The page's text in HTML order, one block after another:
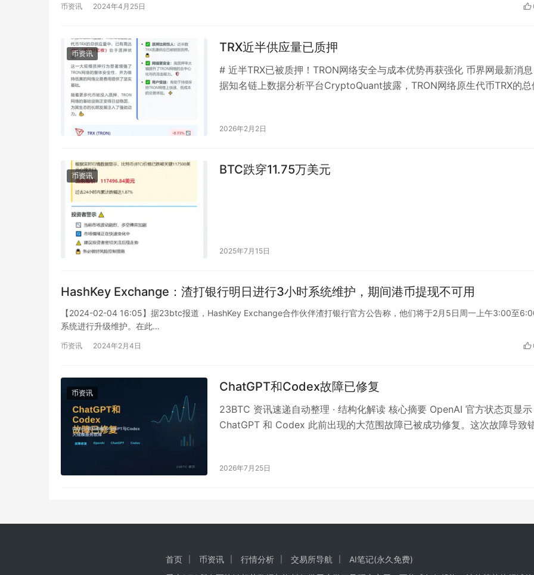
币资讯 2024年4月25日
币资讯 TRX近半供应量已质押
# 近半TRX已被质押！TRON网络安全与成本优势再获强化 币界网最新消
据知名链上数据分析平台CryptoQuant披露，TRON网络原生代币TRX的总
2026年2月2日
币资讯 BTC跌穿11.75万美元
2025年7月15日
HashKey Exchange：渣打银行明日进行3小时系统维护，期间港币提现不可用
【2024-02-04 16:05】据23btc报道，HashKey Exchange合作伙伴渣打银行官方公告称，他们将于2月5日周一上午3:00至
系统进行升级维护。在此…
币资讯 2024年2月4日
币资讯 ChatGPT和Codex故障已修复
23BTC 资讯速递自动整理 · 结构化解读 核心摘要 OpenAI 官方状态页显
ChatGPT 和 Codex 此前出现的大范围故障已被成功修复。这次故障导致
2026年7月25日
首页 币资讯 行情分析 交易所导航
AI笔记(永久免费)